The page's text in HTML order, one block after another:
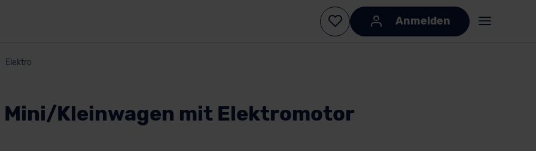
Anmelden
Elektro
Mini/Kleinwagen mit Elektromotor